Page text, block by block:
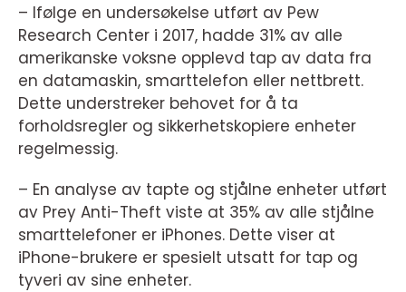
– Ifølge en undersøkelse utført av Pew
Research Center i 2017, hadde 31% av alle
amerikanske voksne opplevd tap av data fra
en datamaskin, smarttelefon eller nettbrett.
Dette understreker behovet for å ta
forholdsregler og sikkerhetskopiere enheter
regelmessig.
– En analyse av tapte og stjålne enheter utført
av Prey Anti-Theft viste at 35% av alle stjålne
smarttelefoner er iPhones. Dette viser at
iPhone-brukere er spesielt utsatt for tap og
tyveri av sine enheter.